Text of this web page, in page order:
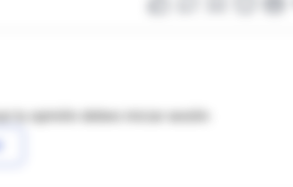
tu opinión debes iniciar sesión